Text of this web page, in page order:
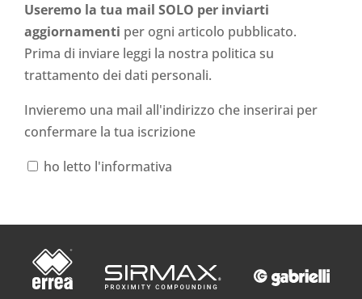
Useremo la tua mail SOLO per inviarti
aggiornamenti per ogni articolo pubblicato.
Prima di inviare leggi la nostra politica su
trattamento dei dati personali.
Invieremo una mail all'indirizzo che inserirai per
confermare la tua iscrizione
ho letto l'informativa